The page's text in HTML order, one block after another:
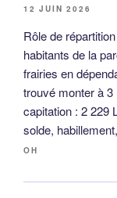
12 JUIN 2026
Rôle de
habitants de la
frairies en
trouvé monter à
capitation : 2 229
solde,
OH